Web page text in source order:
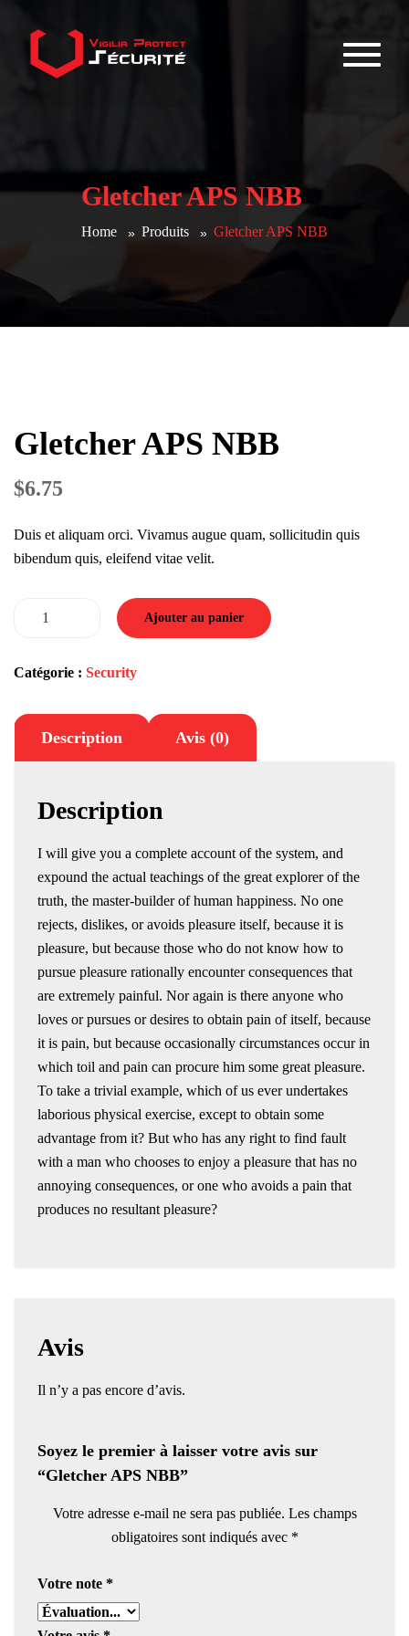
Gletcher APS NBB
Home Produits Gletcher APS NBB
Gletcher APS NBB
$6.75
Duis et aliquam orci. Vivamus augue quam, sollicitudin quis
bibendum quis, eleifend vitae velit.
quantité
APS
Ajouter au panier
Catégorie : Security
Description Avis (0)
Description
I will give you a complete account of the system, and
expound the actual teachings of the great explorer of the
truth, the master-builder of human happiness. No one
rejects, dislikes, or avoids pleasure itself, because it is
pleasure, but because those who do not know how to
pursue pleasure rationally encounter consequences that
are extremely painful. Nor again is there anyone who
loves or pursues or desires to obtain pain of itself, because
it is pain, but because occasionally circumstances occur in
which toil and pain can procure him some great pleasure.
To take a trivial example, which of us ever undertakes
laborious physical exercise, except to obtain some
advantage from it? But who has any right to find fault
with a man who chooses to enjoy a pleasure that has no
annoying consequences, or one who avoids a pain that
produces no resultant pleasure?
Avis
Il n’y a pas encore d’avis.
Soyez le premier à laisser votre avis sur
“Gletcher APS NBB”
Votre adresse e-mail ne sera pas publiée. Les champs
obligatoires sont indiqués avec *
Votre note *